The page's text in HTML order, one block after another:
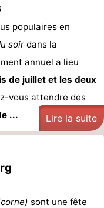
populaires en
soir dans la
annuel a lieu
de juillet et les deux
vous attendre des
... Lire la suite
sont une fête